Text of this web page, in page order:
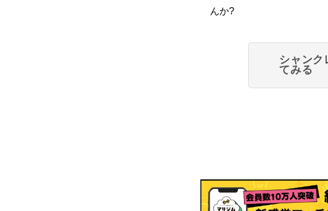
んか?
シャンク
てみる